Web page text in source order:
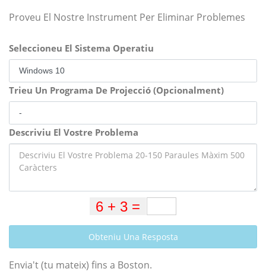
Proveu El Nostre Instrument Per Eliminar Problemes
Seleccioneu El Sistema Operatiu
Trieu Un Programa De Projecció (Opcionalment)
Descriviu El Vostre Problema
Obteniu Una Resposta
Envia't (tu mateix) fins a Boston.